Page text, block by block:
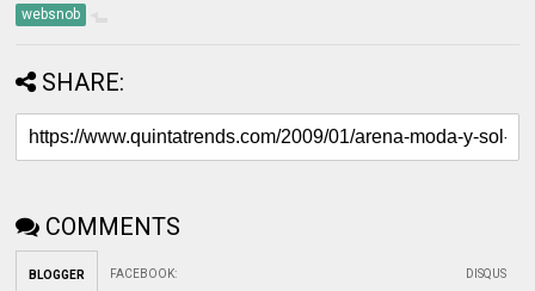
websnob
SHARE:
COMMENTS
BLOGGER FACEBOOK: DISQUS